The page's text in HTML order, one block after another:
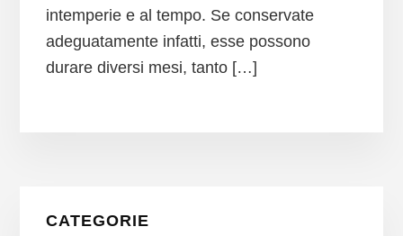
intemperie e al tempo. Se conservate
adeguatamente infatti, esse possono
durare diversi mesi, tanto […]
Primary
CATEGORIE